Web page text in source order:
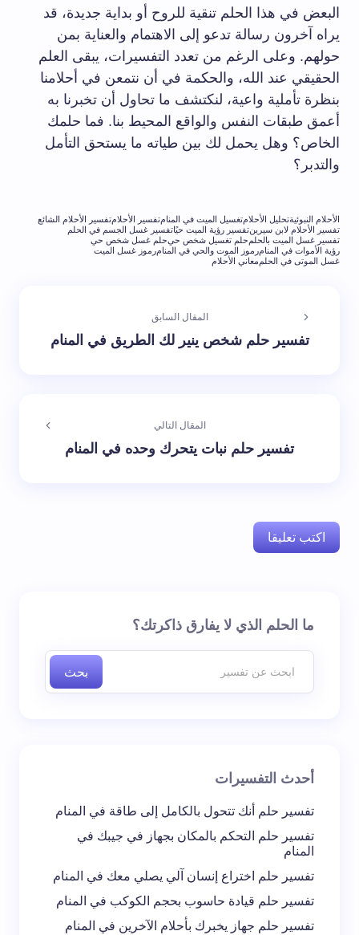
البعض في هذا الحلم تنقية للروح أو بداية جديدة، قد
يراه آخرون رسالة تدعو إلى الاهتمام والعناية بمن
حولهم. وعلى الرغم من تعدد التفسيرات، يبقى العلم
الحقيقي عند الله، والحكمة في أن نتمعن في أحلامنا
بنظرة تأملية واعية، لنكتشف ما تحاول أن تخبرنا به
أعمق طبقات النفس والواقع المحيط بنا. فما حلمك
الخاص؟ وهل يحمل لك بين طياته ما يستحق التأمل
والتدبر؟
الأحلام النبوئيةتحليل الأحلامتغسيل الميت في المنامتفسير الأحلامتفسير الأحلام الشائع
تفسير الأحلام لابن سيرينتفسير رؤية الميت حيًاتفسير غسل الجسم في الحلم
تفسير غسل الميت بالحلم حلم تغسيل شخص حيحلم غسل شخص حي
رؤية الأموات في المنامرموز الموت والحي في المنامرموز غسل الميت
غسل الموتى في الحلم معاني الأحلام
المقال السابق
تفسير حلم شخص ينير لك الطريق في المنام
المقال التالي
تفسير حلم نبات يتحرك وحده في المنام
اكتب تعليقا
لن يتم نشر عنوان بريدك الإلكتروني. الحقول الإلزامية مشار
احفظ اسمي والبريد الإلكتروني في هذا المتصفح
لاستخدامه في المرة المقبلة في تعليقي.
ما الحلم الذي لا يفارق ذاكرتك؟
بحث
أحدث التفسيرات
تفسير حلم أنك تتحول بالكامل إلى طاقة في المنام
تفسير حلم التحكم بالمكان بجهاز في جيبك في
المنام
تفسير حلم اختراع إنسان آلي يصلي معك في المنام
تفسير حلم قيادة حاسوب بحجم الكوكب في المنام
تفسير حلم جهاز يخبرك بأحلام الآخرين في المنام